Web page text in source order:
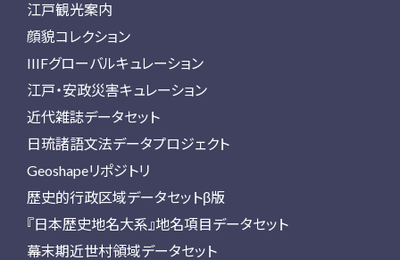
江戸観光案内
顔貌コレクション
IIIFグローバルキュレーション
江戸・安政災害キュレーション
近代雑誌データセット
日琉諸語文法データプロジェクト
Geoshapeリポジトリ
歴史的行政区域データセットβ版
『日本歴史地名大系』地名項目データセット
幕末期近世村領域データセット